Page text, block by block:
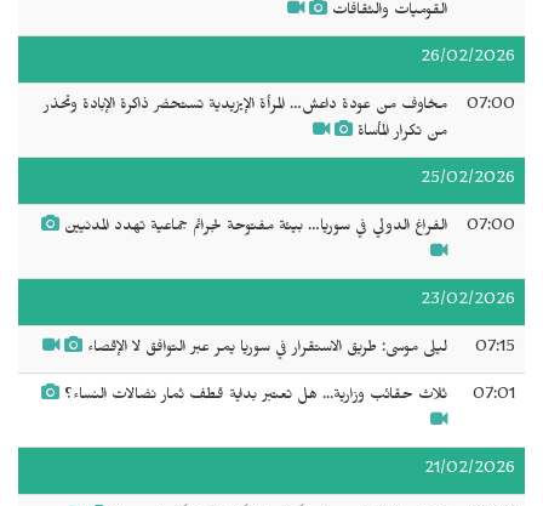
القوميات والثقافات
26/02/2026
07:00
مخاوف من عودة داعش… المرأة الإيزيدية تستحضر ذاكرة الإبادة وتحذر
من تكرار المأساة
25/02/2026
07:00 الفراغ الدولي في سوريا… بيئة مفتوحة لجرائم جماعية تهدد المدنيين
23/02/2026
07:15 ليلى موسى: طريق الاستقرار في سوريا يمر عبر التوافق لا الإقصاء
07:01 ثلاث حقائب وزارية... هل تعتبر بداية قطف ثمار نضالات النساء؟
21/02/2026